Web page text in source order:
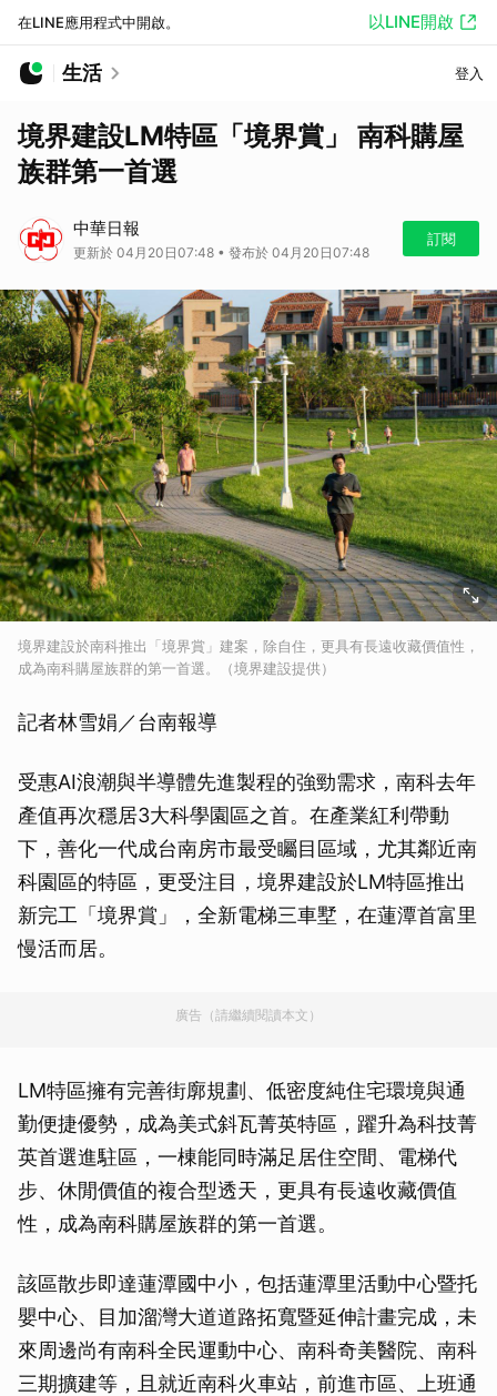
在LINE應用程式中開啟。 以LINE開啟
生活 登入
境界建設LM特區「境界賞」 南科購屋
族群第一首選
中華日報
更新於 04月20日07:48 • 發布於 04月20日07:48
訂閱
境界建設於南科推出「境界賞」建案，除自住，更具有長遠收藏價值性，
成為南科購屋族群的第一首選。（境界建設提供）
記者林雪娟／台南報導
受惠AI浪潮與半導體先進製程的強勁需求，南科去年
產值再次穩居3大科學園區之首。在產業紅利帶動
下，善化一代成台南房市最受矚目區域，尤其鄰近南
科園區的特區，更受注目，境界建設於LM特區推出
新完工「境界賞」，全新電梯三車墅，在蓮潭首富里
慢活而居。
廣告（請繼續閱讀本文）
LM特區擁有完善街廓規劃、低密度純住宅環境與通
勤便捷優勢，成為美式斜瓦菁英特區，躍升為科技菁
英首選進駐區，一棟能同時滿足居住空間、電梯代
步、休閒價值的複合型透天，更具有長遠收藏價值
性，成為南科購屋族群的第一首選。
該區散步即達蓮潭國中小，包括蓮潭里活動中心暨托
嬰中心、目加溜灣大道道路拓寬暨延伸計畫完成，未
來周邊尚有南科全民運動中心、南科奇美醫院、南科
三期擴建等，且就近南科火車站，前進市區、上班通